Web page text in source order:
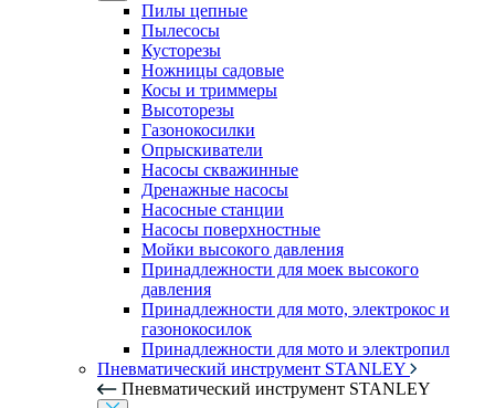
Пилы цепные
Пылесосы
Кусторезы
Ножницы садовые
Косы и триммеры
Высоторезы
Газонокосилки
Опрыскиватели
Насосы скважинные
Дренажные насосы
Насосные станции
Насосы поверхностные
Мойки высокого давления
Принадлежности для моек высокого
давления
Принадлежности для мото, электрокос и
газонокосилок
Принадлежности для мото и электропил
Пневматический инструмент STANLEY
Пневматический инструмент STANLEY